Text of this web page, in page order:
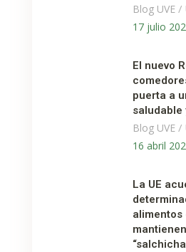
Blog UVE/
17 julio
El nuevo
puerta a
saludable
Blog UVE/
16 abril
La UE
alimentos